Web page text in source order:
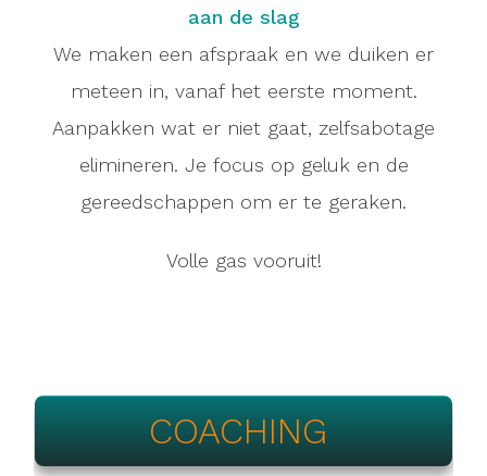
aan de slag
We maken een afspraak en we duiken er
meteen in, vanaf het eerste moment.
Aanpakken wat er niet gaat, zelfsabotage
elimineren. Je focus op geluk en de
gereedschappen om er te geraken.
Volle gas vooruit!
COACHING